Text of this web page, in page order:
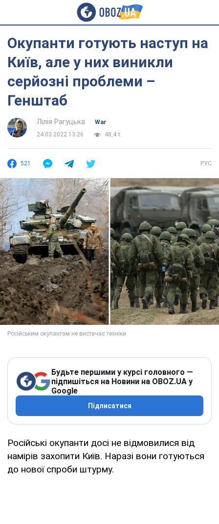
Окупанти готують наступ на
Київ, але у них виникли
серйозні проблеми –
Генштаб
Лілія Рагуцька
War
24.03.2022 13:26
48,4 т.
521 РУС
Будьте першими у курсі головного —
підпишіться на Новини на OBOZ.UA у
Google
Підписатися
Російські окупанти досі не відмовилися від
намірів захопити Київ. Наразі вони готуються
до нової спроби штурму.